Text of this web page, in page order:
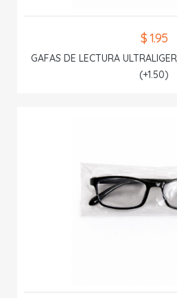
$ 1.95
GAFAS DE LECTURA
(+1.50)